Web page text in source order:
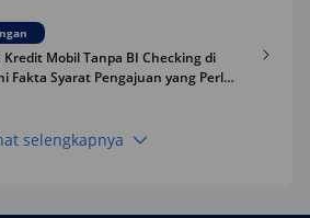
Kredit Mobil Tanpa BI Checking di
Fakta Syarat Pengajuan yang Perlu
selengkapnya